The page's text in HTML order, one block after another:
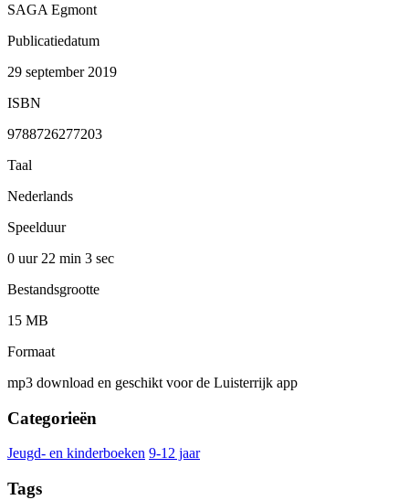
SAGA Egmont
Publicatiedatum
29 september 2019
ISBN
9788726277203
Taal
Nederlands
Speelduur
0 uur 22 min 3 sec
Bestandsgrootte
15 MB
Formaat
mp3 download en geschikt voor de Luisterrijk app
Categorieën
Jeugd- en kinderboeken 9-12 jaar
Tags